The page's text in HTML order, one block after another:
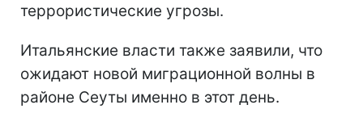
террористические угрозы.
Итальянские власти также заявили, что
ожидают новой миграционной волны в
районе Сеуты именно в этот день.